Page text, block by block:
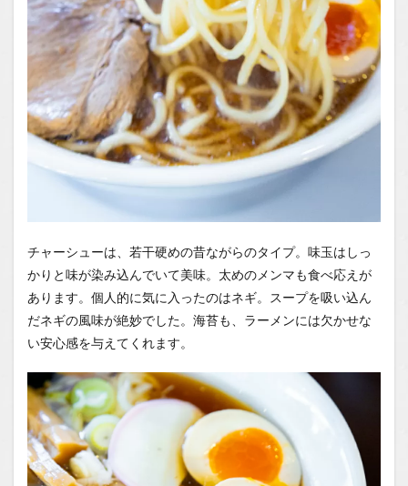
チャーシューは、若干硬めの昔ながらのタイプ。味玉はしっ
かりと味が染み込んでいて美味。太めのメンマも食べ応えが
あります。個人的に気に入ったのはネギ。スープを吸い込ん
だネギの風味が絶妙でした。海苔も、ラーメンには欠かせな
い安心感を与えてくれます。